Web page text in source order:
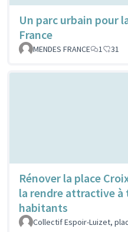
Un parc urbain pour
France
MENDES FRANCE 1 31
Rénover la place
la rendre attractive à
habitants
Collectif Espoir-Luizet,